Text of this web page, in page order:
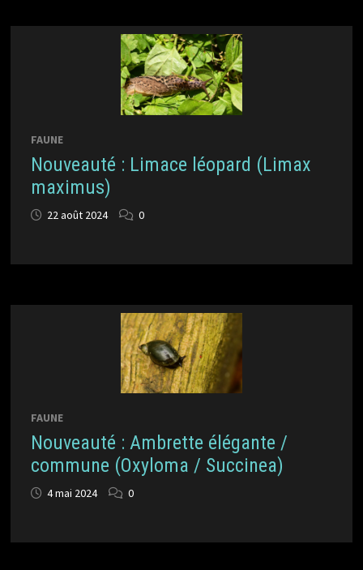
FAUNE
Nouveauté : Limace léopard (Limax
maximus)
22 août 2024 0
FAUNE
Nouveauté : Ambrette élégante /
commune (Oxyloma / Succinea)
4 mai 2024 0